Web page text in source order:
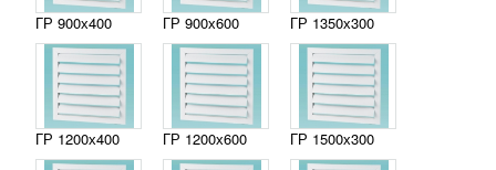
ГР 900х400
ГР 1200х400
ГР 900х600
ГР 1200х600
ГР 1350х300
ГР 1500х300